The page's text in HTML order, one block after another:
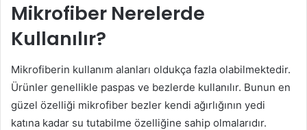
Mikrofiber Nerelerde
Kullanılır?
Mikrofiberin kullanım alanları oldukça fazla olabilmektedir.
Ürünler genellikle paspas ve bezlerde kullanılır. Bunun en
güzel özelliği mikrofiber bezler kendi ağırlığının yedi
katına kadar su tutabilme özelliğine sahip olmalarıdır.